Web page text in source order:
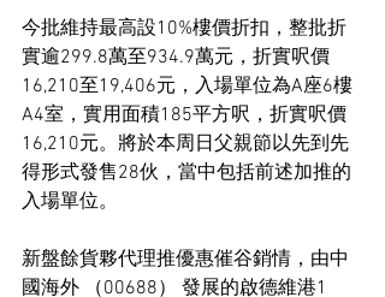
今批維持最高設10%樓價折扣，整批折
實逾299.8萬至934.9萬元，折實呎價
16,210至19,406元，入場單位為A座6樓
A4室，實用面積185平方呎，折實呎價
16,210元。將於本周日父親節以先到先
得形式發售28伙，當中包括前述加推的
入場單位。
新盤餘貨夥代理推優惠催谷銷情，由中
國海外 （00688） 發展的啟德維港1